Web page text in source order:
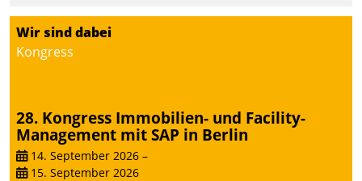
Wir sind dabei
Kongress
28. Kongress Immobilien- und Facility-
Management mit SAP in Berlin
14. September 2026 –
15. September 2026